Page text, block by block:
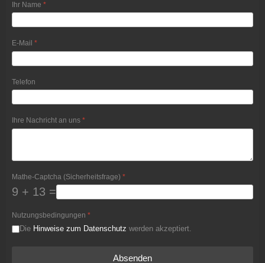
Ihr Name *
E-Mail *
Telefon
Ihre Nachricht an uns *
Mathe-Captcha (Sicherheitsfrage) *
9 + 13 =
Nutzungsbedingungen *
Die Hinweise zum Datenschutz werden akzeptiert.
Absenden